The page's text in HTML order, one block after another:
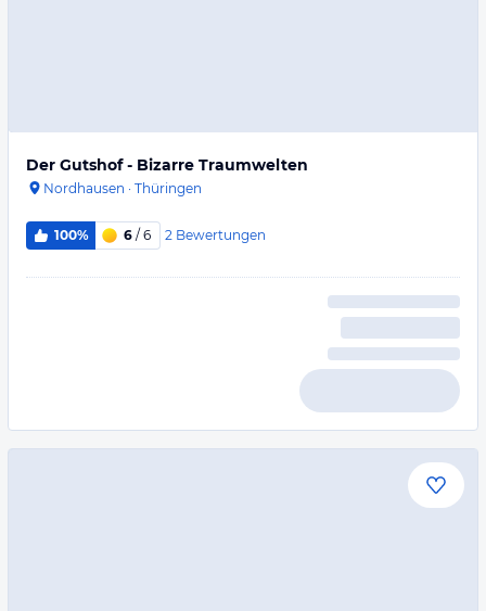
Der Gutshof - Bizarre Traumwelten
Nordhausen · Thüringen
100% 6 / 6 2 Bewertungen